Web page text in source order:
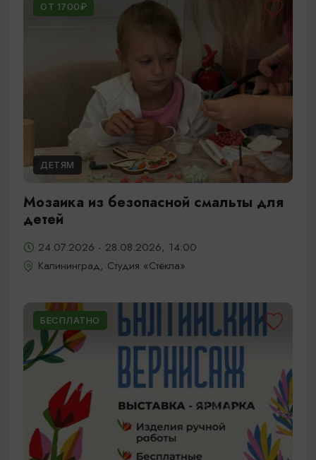
ОТ 1700₽
ДЕТЯМ
Мозаика из безопасной смальты для
детей
24.07.2026 - 28.08.2026, 14:00
Калининград, Студия «Стёкла»
БЕСПЛАТНО